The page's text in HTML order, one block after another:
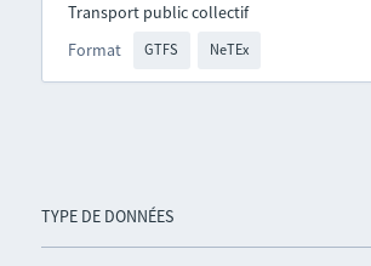
TYPE DE DONNÉES
Format GTFS NeTEx
Transport public collectif